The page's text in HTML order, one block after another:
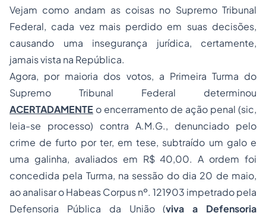
Vejam como andam as coisas no Supremo Tribunal
Federal, cada vez mais perdido em suas decisões,
causando uma insegurança jurídica, certamente,
jamais vista na República.
Agora, por maioria dos votos, a Primeira Turma do
Supremo Tribunal Federal determinou
ACERTADAMENTE o encerramento de ação penal (sic,
leia-se processo) contra A.M.G., denunciado pelo
crime de furto por ter, em tese, subtraído um galo e
uma galinha, avaliados em R$ 40,00. A ordem foi
concedida pela Turma, na sessão do dia 20 de maio,
ao analisar o Habeas Corpus nº. 121903 impetrado pela
Defensoria Pública da União (viva a Defensoria